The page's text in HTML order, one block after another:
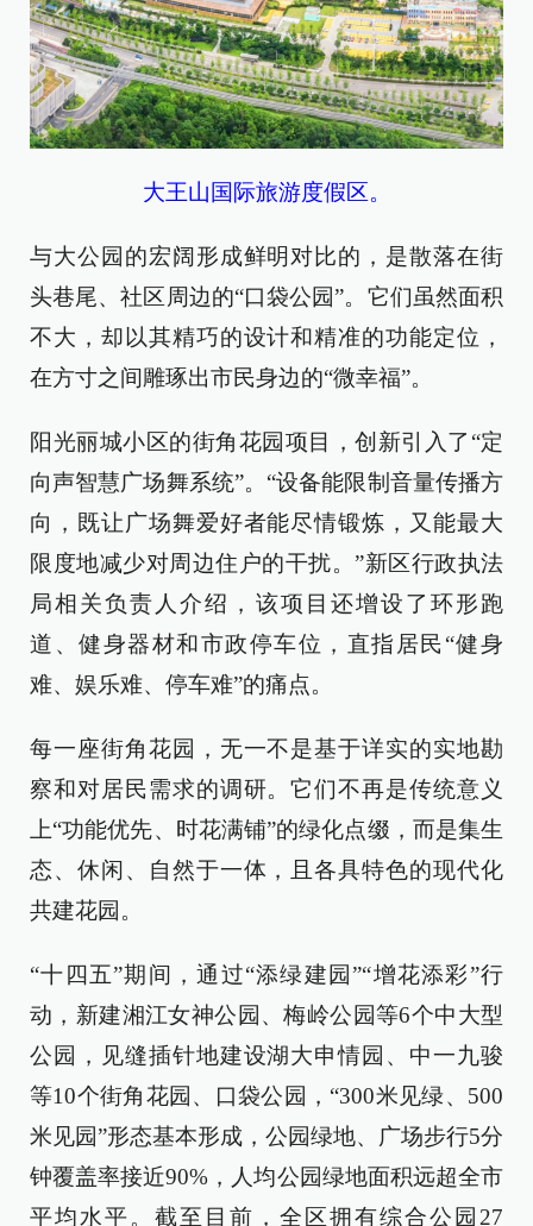
大王山国际旅游度假区。
与大公园的宏阔形成鲜明对比的，是散落在街
头巷尾、社区周边的“口袋公园”。它们虽然面积
不大，却以其精巧的设计和精准的功能定位，
在方寸之间雕琢出市民身边的“微幸福”。
阳光丽城小区的街角花园项目，创新引入了“定
向声智慧广场舞系统”。“设备能限制音量传播方
向，既让广场舞爱好者能尽情锻炼，又能最大
限度地减少对周边住户的干扰。”新区行政执法
局相关负责人介绍，该项目还增设了环形跑
道、健身器材和市政停车位，直指居民“健身
难、娱乐难、停车难”的痛点。
每一座街角花园，无一不是基于详实的实地勘
察和对居民需求的调研。它们不再是传统意义
上“功能优先、时花满铺”的绿化点缀，而是集生
态、休闲、自然于一体，且各具特色的现代化
共建花园。
“十四五”期间，通过“添绿建园”“增花添彩”行
动，新建湘江女神公园、梅岭公园等6个中大型
公园，见缝插针地建设湖大申情园、中一九骏
等10个街角花园、口袋公园，“300米见绿、500
米见园”形态基本形成，公园绿地、广场步行5分
钟覆盖率接近90%，人均公园绿地面积远超全市
平均水平。截至目前，全区拥有综合公园27